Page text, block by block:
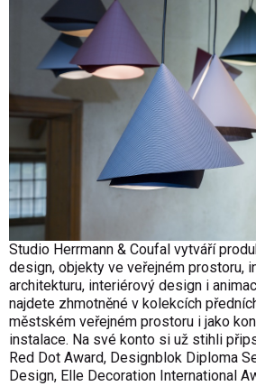
Studio Herrmann & Coufal vytváří
design, objekty ve veřejném prostoru,
architekturu, interiérový design i
najdete zhmotněné v kolekcích přední
městském veřejném prostoru i jako
instalace. Na své konto si už stihli
Red Dot Award, Designblok Diploma
Design, Elle Decoration International